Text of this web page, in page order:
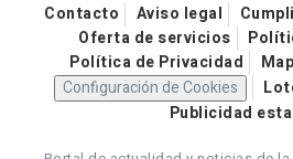
Contacto Aviso legal
Oferta de servicios
Política de Privacidad
Configuración de Cookies
Publicidad